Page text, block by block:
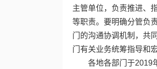
主管单位，负责推进、
等职责。要明确分管负
门的沟通协调机制，共
门有关业务统筹指导和
各地各部门于2019